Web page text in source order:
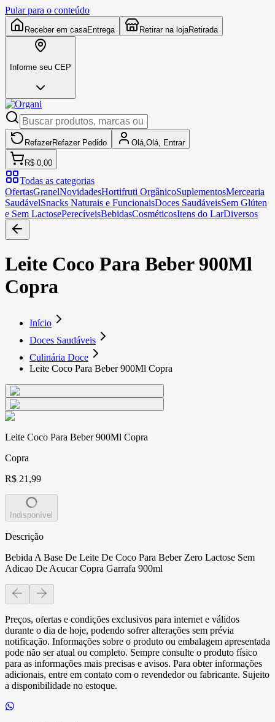
Pular para o conteúdo
Receber em casaEntrega Retirar na lojaRetirada
Informe seu CEP
RefazerRefazer Pedido Olá, Olá, Entrar
R$ 0,00
Todas as categorias
OfertasGranelNovidadesHortifruti OrgânicoSuplementosMercearia
SaudávelSnacks Naturais e FuncionaisDoces SaudáveisSem Glúten
e Sem LactosePerecíveisBebidasCosméticosItens do LarDiversos
Leite Coco Para Beber 900Ml
Copra
Início
Doces Saudáveis
Culinária Doce
Leite Coco Para Beber 900Ml Copra
Leite Coco Para Beber 900Ml Copra
Copra
R$ 21,99
Indisponível
Descrição
Bebida A Base De Leite De Coco Para Beber Zero Lactose Sem
Adicao De Acucar Copra Garrafa 900ml
Preços, ofertas e condições exclusivos para internet e válidos
durante o dia de hoje, podendo sofrer alterações sem prévia
notificação. Informações sobre o produto ou embalagem apresentada
pode não ser atual ou completo. Sempre consulte o produto físico
para as informações mais precisas e avisos. Para obter informações
adicionais, entre em contato com o revendedor ou fabricante. Sujeito
a disponibilidade no estoque.